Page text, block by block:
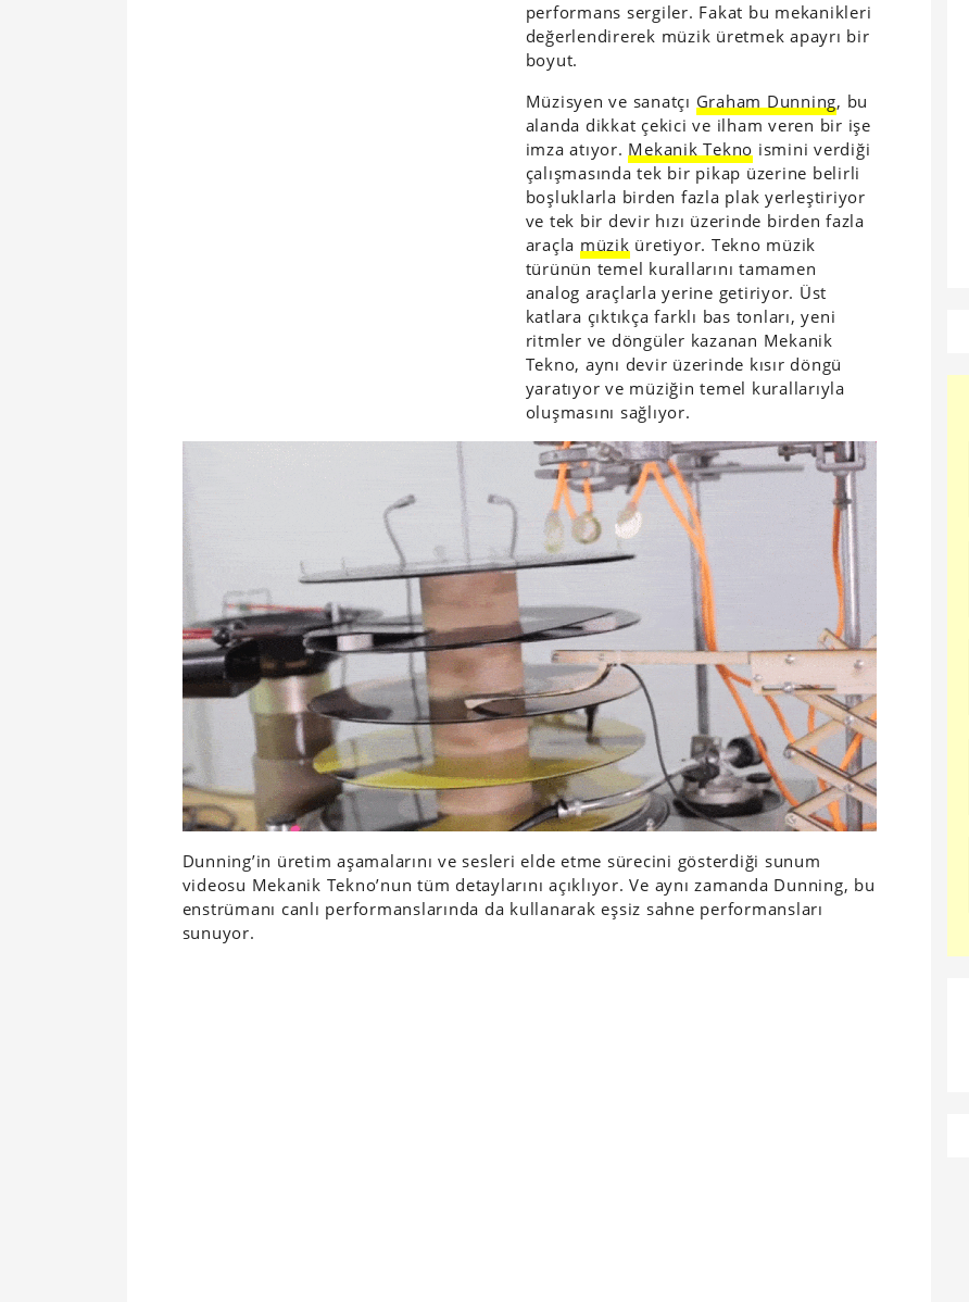
performans sergiler. Fakat bu mekanikleri
değerlendirerek müzik üretmek apayrı bir
boyut.
Müzisyen ve sanatçı Graham Dunning, bu
alanda dikkat çekici ve ilham veren bir işe
imza atıyor. Mekanik Tekno ismini verdiği
çalışmasında tek bir pikap üzerine belirli
boşluklarla birden fazla plak yerleştiriyor
ve tek bir devir hızı üzerinde birden fazla
araçla müzik üretiyor. Tekno müzik
türünün temel kurallarını tamamen
analog araçlarla yerine getiriyor. Üst
katlara çıktıkça farklı bas tonları, yeni
ritmler ve döngüler kazanan Mekanik
Tekno, aynı devir üzerinde kısır döngü
yaratıyor ve müziğin temel kurallarıyla
oluşmasını sağlıyor.
Dunning’in üretim aşamalarını ve sesleri elde etme sürecini gösterdiği sunum
videosu Mekanik Tekno’nun tüm detaylarını açıklıyor. Ve aynı zamanda Dunning, bu
enstrümanı canlı performanslarında da kullanarak eşsiz sahne performansları
sunuyor.